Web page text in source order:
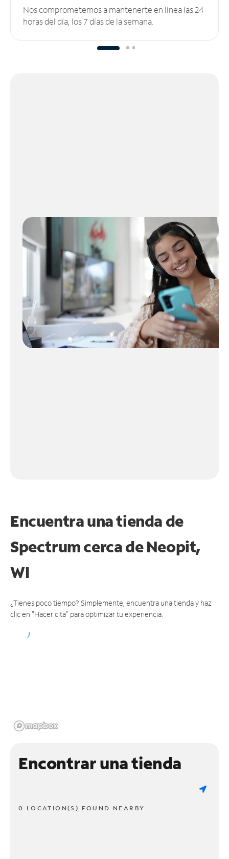
Nos comprometemos a mantenerte en línea las 24
horas del día, los 7 días de la semana.
Encuentra una tienda de
Spectrumcerca de Neopit,
WI
¿Tienes poco tiempo? Simplemente, encuentra una tienda y haz
clic en "Hacer cita" para optimizar tu experiencia.
Encontrar una tienda
0 LOCATION(S) FOUND NEARBY